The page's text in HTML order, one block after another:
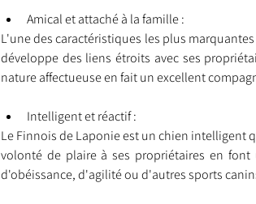
Amical et attaché à la famille :
L'une des caractéristiques les plus
développe des liens étroits avec ses
nature affectueuse en fait un excellent
Intelligent et réactif :
Le Finnois de Laponie est un chien intelligent
volonté de plaire à ses propriétaires en
d'obéissance, d'agilité ou d'autres sports